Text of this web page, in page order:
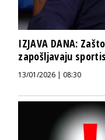
IZJAVA DANA:
zapošljavaju
13/01/2026 | 08:30